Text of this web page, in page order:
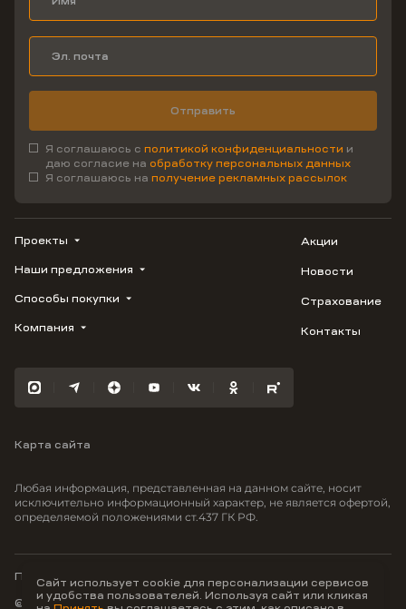
Отправить
Я соглашаюсь с политикой конфиденциальности и
даю согласие на обработку персональных данных
Я соглашаюсь на получение рекламных рассылок
Проекты
ВЕРН
1799
Флора
Отражение
Моретта
Вместе
Наши предложения
Купить квартиру
Студию
3-комнатную
Способы покупки
Трейд-ин
100% оплата
Компания
Карьера
Акции
Новости
Страхование
Контакты
Карта сайта
Любая информация, представленная на данном сайте, носит
исключительно информационный характер, не является офертой,
определяемой положениями ст.437 ГК РФ.
© ООО Неоагентство, ИНН 9703176621,
Политика конфиденциальности
Сайт использует cookie для персонализации сервисов
и удобства пользователей. Используя сайт или кликая